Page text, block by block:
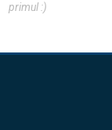
primul :)